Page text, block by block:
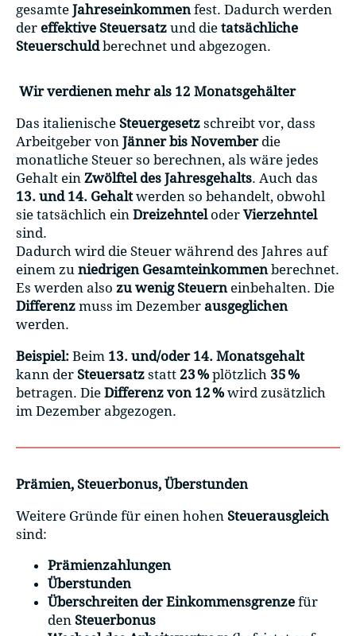
gesamte Jahreseinkommen fest. Dadurch werden
der effektive Steuersatz und die tatsächliche
Steuerschuldberechnet und abgezogen.
Wir verdienen mehr als 12 Monatsgehälter
Das italienische Steuergesetz schreibt vor, dass
Arbeitgeber von Jänner bis Novemberdie
monatliche Steuer so berechnen, als wäre jedes
Gehalt ein Zwölftel des Jahresgehalts. Auch das
13. und 14. Gehaltwerden so behandelt, obwohl
sie tatsächlich ein Dreizehnteloder Vierzehntel
sind.
Dadurch wird die Steuer während des Jahres auf
einem zu niedrigen Gesamteinkommen berechnet.
Es werden also zu wenig Steuern einbehalten. Die
Differenz muss im Dezember ausgeglichen
werden.
Beispiel: Beim 13. und/oder 14. Monatsgehalt
kann der Steuersatz statt 23 %plötzlich 35 %
betragen. Die Differenz von 12 %wird zusätzlich
im Dezember abgezogen.
Prämien, Steuerbonus, Überstunden
Weitere Gründe für einen hohen Steuerausgleich
sind:
Prämienzahlungen
Überstunden
Überschreiten der Einkommensgrenze für
den Steuerbonus